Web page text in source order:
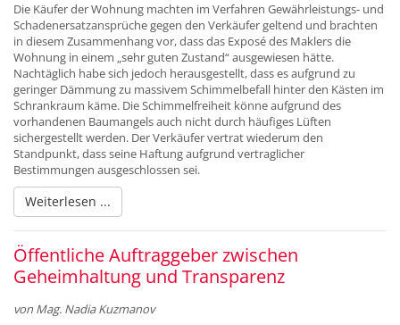
Die Käufer der Wohnung machten im Verfahren Gewährleistungs- und
Schadenersatzansprüche gegen den Verkäufer geltend und brachten
in diesem Zusammenhang vor, dass das Exposé des Maklers die
Wohnung in einem „sehr guten Zustand“ ausgewiesen hätte.
Nachtäglich habe sich jedoch herausgestellt, dass es aufgrund zu
geringer Dämmung zu massivem Schimmelbefall hinter den Kästen im
Schrankraum käme. Die Schimmelfreiheit könne aufgrund des
vorhandenen Baumangels auch nicht durch häufiges Lüften
sichergestellt werden. Der Verkäufer vertrat wiederum den
Standpunkt, dass seine Haftung aufgrund vertraglicher
Bestimmungen ausgeschlossen sei.
Weiterlesen ...
Öffentliche Auftraggeber zwischen
Geheimhaltung und Transparenz
von Mag. Nadia Kuzmanov